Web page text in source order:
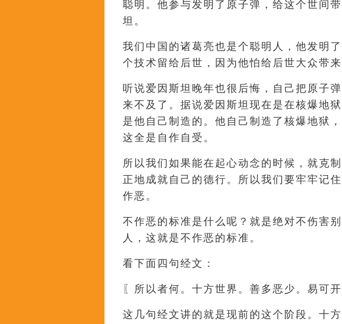
聪明。他参与发明了原子弹，给这个世间
坦。
我们中国的诸葛亮也是个聪明人，他发明
个技术留给后世，因为他怕给后世大众带来
听说爱因斯坦晚年也很后悔，自己把原子
来不及了。据说爱因斯坦现在是在核爆地
是他自己制造的。他自己制造了核爆地狱
这全是自作自受。
所以我们如果能在起心动念的时候，就克
正地成就自己的德行。所以我们要牢牢记
作恶。
不作恶的标准是什么呢？就是绝对不伤害
人，这就是不作恶的标准。
看下面四句经文：
〖所以者何。十方世界。善多恶少。易可开
这几句经文讲的就是现前的这个阶段。十